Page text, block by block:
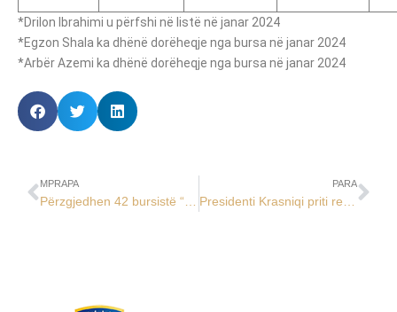
*Drilon Ibrahimi u përfshi në listë në janar 2024
*Egzon Shala ka dhënë dorëheqje nga bursa në janar 2024
*Arbër Azemi ka dhënë dorëheqje nga bursa në janar 2024
MPRAPA PARA